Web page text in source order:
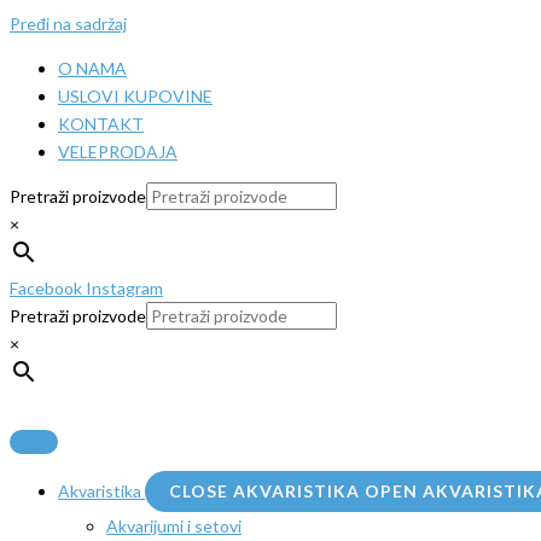
Pređi na sadržaj
O NAMA
USLOVI KUPOVINE
KONTAKT
VELEPRODAJA
Pretraži proizvode
×
Facebook Instagram
Pretraži proizvode
×
Akvaristika CLOSE AKVARISTIKA OPEN
Akvarijumi i setovi